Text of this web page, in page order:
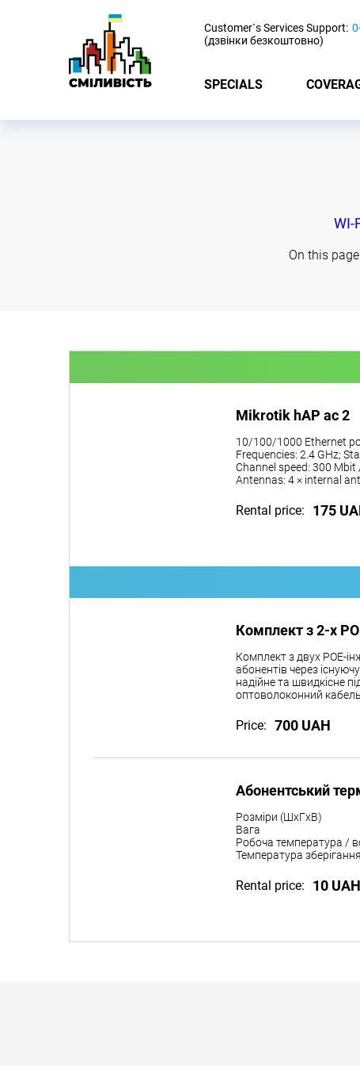
Customer`s Services Support:
(дзвінки безкоштовно)
SPECIALS
WI-
On this
Mikrotik hAP ac 2
10/100/1000 Ethernet
Frequencies: 2.4 GHz;
Channel speed: 300 Mbit
Antennas: 4 × internal
Rental price: 175
Комплект з 2-х
Комплект з двух POE-
абонентів через
надійне та швидкісне
оптоволоконний
Price: 700 UAH
Абонентський
Розміри (ШxГxВ)
Вага
Робоча температура /
Температура
Rental price: 10